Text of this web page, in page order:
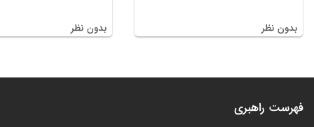
بدون نظر بدون نظر
فهرست راهبری